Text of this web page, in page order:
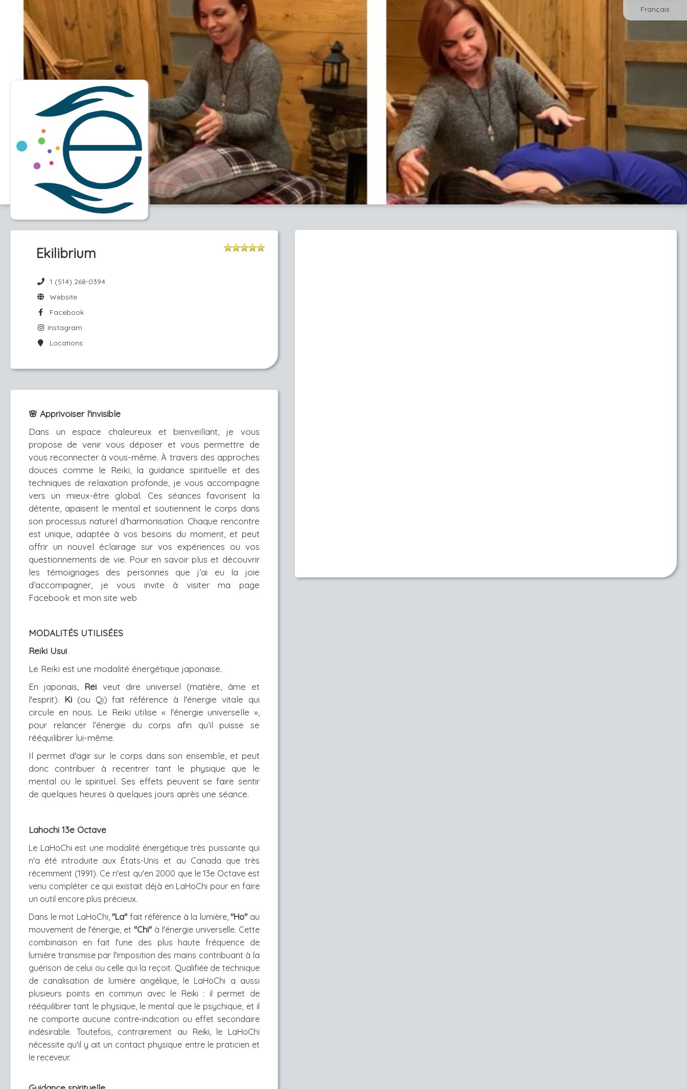
Français
Ekilibrium
1 (514) 268-0394
Website
Facebook
Instagram
Locations
🌸 Apprivoiser l'invisible
Dans un espace chaleureux et bienveillant, je vous
propose de venir vous déposer et vous permettre de
vous reconnecter à vous-même. À travers des approches
douces comme le Reiki, la guidance spirituelle et des
techniques de relaxation profonde, je vous accompagne
vers un mieux-être global. Ces séances favorisent la
détente, apaisent le mental et soutiennent le corps dans
son processus naturel d’harmonisation. Chaque rencontre
est unique, adaptée à vos besoins du moment, et peut
offrir un nouvel éclairage sur vos expériences ou vos
questionnements de vie. Pour en savoir plus et découvrir
les témoignages des personnes que j’ai eu la joie
d’accompagner, je vous invite à visiter ma page
Facebook et mon site web
MODALITÉS UTILISÉES
Reiki Usui
Le Reiki est une modalité énergétique japonaise.
En japonais, Rei veut dire universel (matière, âme et
l'esprit).
Ki (ou Qi) fait référence à l'énergie vitale qui
circule en nous. Le Reiki utilise « l'énergie universelle »,
pour relancer l’énergie du corps afin qu’il puisse se
rééquilibrer lui-même.
Il permet d'agir sur le corps dans son ensemble, et peut
donc contribuer à recentrer tant le physique que le
mental ou le spirituel. Ses effets peuvent se faire sentir
de quelques heures à quelques jours après une séance.
Lahochi 13e Octave
Le LaHoChi est une modalité énergétique très puissante qui
n'a été introduite aux États-Unis et au Canada que très
récemment (1991). Ce n'est qu'en 2000 que le 13e Octave est
venu compléter ce qui existait déjà en LaHoChi pour en faire
un outil encore plus précieux.
Dans le mot LaHoChi,"La" fait référence à la lumière,"Ho" au
mouvement de l'énergie, et "Chi"à l'énergie universelle. Cette
combinaison en fait l'une des plus haute fréquence de
lumière transmise par l'imposition des mains contribuant à la
guérison de celui ou celle qui la reçoit. Qualifiée de technique
de canalisation de lumière angélique, le LaHoChi a aussi
plusieurs points en commun avec le Reiki : il permet de
rééquilibrer tant le physique, le mental que le psychique, et il
ne comporte aucune contre-indication ou effet secondaire
indésirable. Toutefois, contrairement au Reiki, le LaHoChi
nécessite qu'il y ait un contact physique entre le praticien et
le receveur.